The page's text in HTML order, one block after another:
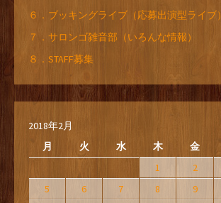
６．ブッキングライブ（応募出演型ライブ）
７．サロンゴ雑音部（いろんな情報）
８．STAFF募集
2018年2月
月
火 水 木 金
1 2
5
6 7 8 9